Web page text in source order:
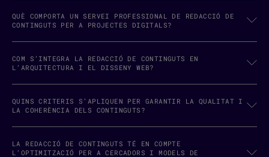
QUÈ COMPORTA UN SERVEI PROFESSIONAL DE REDACCIÓ DE
CONTINGUTS PER A PROJECTES DIGITALS?
COM S’INTEGRA LA REDACCIÓ DE CONTINGUTS EN
L’ARQUITECTURA I EL DISSENY WEB?
QUINS CRITERIS S’APLIQUEN PER GARANTIR LA QUALITAT I
LA COHERÈNCIA DELS CONTINGUTS?
LA REDACCIÓ DE CONTINGUTS TÉ EN COMPTE
L’OPTIMITZACIÓ PER A CERCADORS I MODELS DE